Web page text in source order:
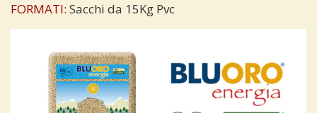
FORMATI: Sacchi da 15Kg Pvc